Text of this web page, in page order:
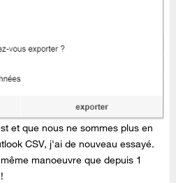
et que nous ne sommes plus en
CSV, j'ai de nouveau essayé.
manoeuvre que depuis 1